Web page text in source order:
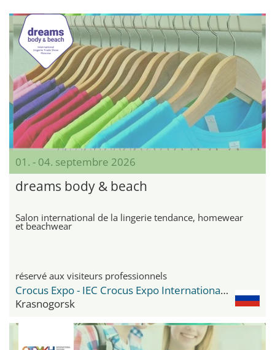
01. - 04. septembre 2026
dreams body & beach
Salon international de la lingerie tendance, homewear
et beachwear
réservé aux visiteurs professionnels
Crocus Expo - IEC Crocus Expo International Exhibition Centre
Krasnogorsk